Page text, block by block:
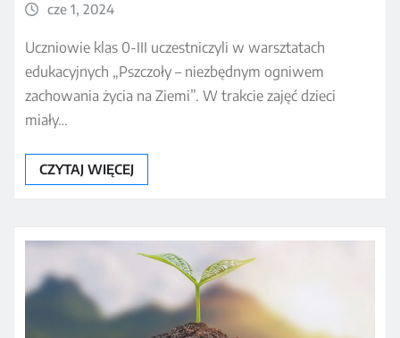
cze 1, 2024
Uczniowie klas 0-III uczestniczyli w warsztatach
edukacyjnych „Pszczoły – niezbędnym ogniwem
zachowania życia na Ziemi”. W trakcie zajęć dzieci
miały…
CZYTAJ WIĘCEJ